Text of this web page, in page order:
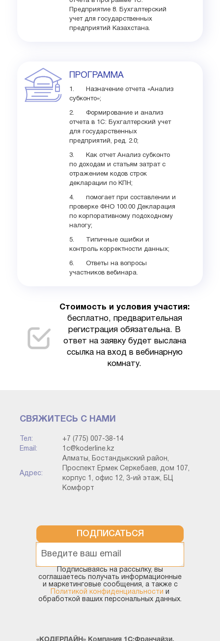
Предприятие 8. Бухгалтерский
учет для государственных
предприятий Казахстана.
ПРОГРАММА
1. Назначение отчета «Анализ
субконто»;
2. Формирование и анализ
отчета в 1С: Бухгалтерский учет
для государственных
предприятий, ред. 2.0;
3. Как отчет Анализ субконто
по доходам и статьям затрат с
отражением кодов строк
декларации по КПН;
4. помогает при составлении и
проверке ФНО 100.00 Декларация
по корпоративному подоходному
налогу;
5. Типичные ошибки и
контроль корректности данных;
6. Ответы на вопросы
участников вебинара.
Стоимость и условия участия:
бесплатно, предварительная
регистрация обязательна. В
ответ на заявку будет выслана
ссылка на вход в вебинарную
комнату.
СВЯЖИТЕСЬ С НАМИ
Тел:
+7 (775) 007-38-14
Email:
1c@koderline.kz
Адрес:
Алматы, Бостандыкский район,
Проспект Ермек Серкебаев, дом 107,
корпус 1, офис 12, 3-ий этаж, БЦ
Комфорт
ПОДПИСАТЬСЯ
Подписываясь на рассылку, вы
соглашаетесь получать информационные
и маркетинговые сообщения, а также с
Политикой конфиденциальности и
обработкой ваших персональных данных.